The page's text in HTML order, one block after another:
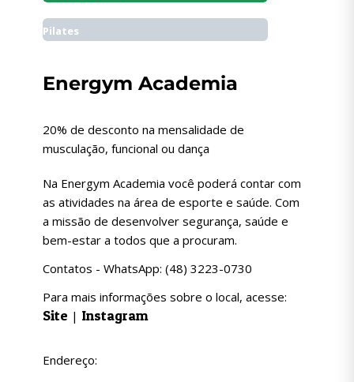
Pilates
Energym Academia
20% de desconto na mensalidade de
musculação, funcional ou dança
Na Energym Academia você poderá contar com
as atividades na área de esporte e saúde. Com
a missão de desenvolver segurança, saúde e
bem-estar a todos que a procuram.
Contatos - WhatsApp: (48) 3223-0730
Para mais informações sobre o local, acesse:
Site | Instagram
Endereço: